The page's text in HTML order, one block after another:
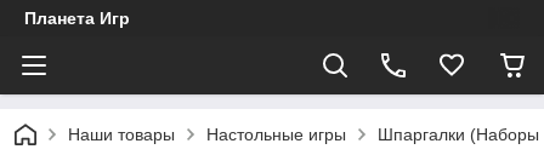
Планета Игр
Наши товары Настольные игры Шпаргалки (Наборы